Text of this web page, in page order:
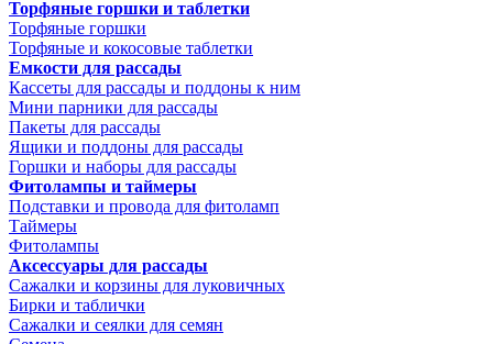
Торфяные горшки и таблетки
Торфяные горшки
Торфяные и кокосовые таблетки
Емкости для рассады
Кассеты для рассады и поддоны к ним
Мини парники для рассады
Пакеты для рассады
Ящики и поддоны для рассады
Горшки и наборы для рассады
Фитолампы и таймеры
Подставки и провода для фитоламп
Таймеры
Фитолампы
Аксессуары для рассады
Сажалки и корзины для луковичных
Бирки и таблички
Сажалки и сеялки для семян